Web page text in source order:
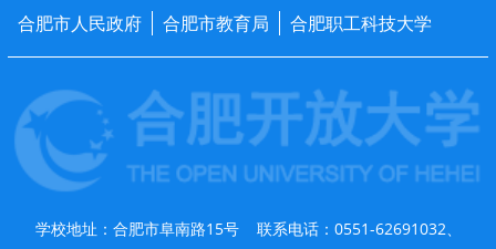
合肥市人民政府
合肥市教育局 合肥职工科技大学
学校地址：合肥市阜南路15号 联系电话：0551-62691032、